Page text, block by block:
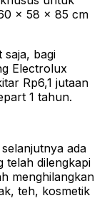
x 58 x 85 cm
saja, bagi
Electrolux
Rp6,1 jutaan
1 tahun.
ada
telah dilengkapi
menghilangkan
teh, kosmetik